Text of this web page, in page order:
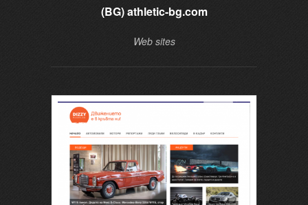
(BG) athletic-bg.com
Web sites